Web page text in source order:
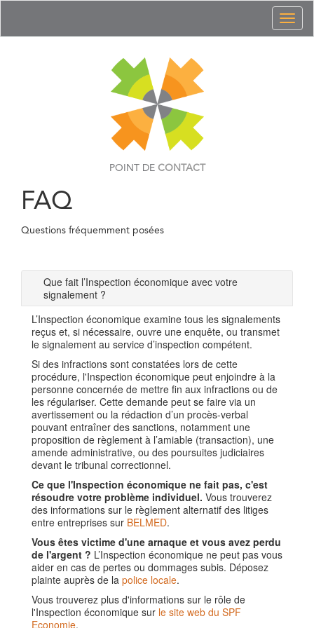
POINT DE CONTACT
FAQ
Questions fréquemment posées
Que fait l’Inspection économique avec votre
signalement ?
L’Inspection économique examine tous les signalements
reçus et, si nécessaire, ouvre une enquête, ou transmet
le signalement au service d’inspection compétent.
Si des infractions sont constatées lors de cette
procédure, l'Inspection économique peut enjoindre à la
personne concernée de mettre fin aux infractions ou de
les régulariser. Cette demande peut se faire via un
avertissement ou la rédaction d’un procès-verbal
pouvant entraîner des sanctions, notamment une
proposition de règlement à l’amiable (transaction), une
amende administrative, ou des poursuites judiciaires
devant le tribunal correctionnel.
Ce que l'Inspection économique ne fait pas, c'est
résoudre votre problème individuel. Vous trouverez
des informations sur le règlement alternatif des litiges
entre entreprises sur BELMED.
Vous êtes victime d'une arnaque et vous avez perdu
de l'argent ? L’Inspection économique ne peut pas vous
aider en cas de pertes ou dommages subis. Déposez
plainte auprès de la police locale.
Vous trouverez plus d'informations sur le rôle de
l'Inspection économique sur le site web du SPF
Economie.